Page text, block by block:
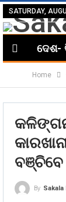
SATURDAY,
ଦେଶ-
Home
ବଞ୍ଚିବେ
By Sakala